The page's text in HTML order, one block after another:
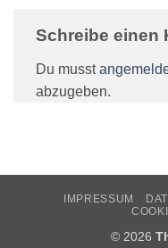
Schreibe einen
Du musst
abzugeben.
IMPRESSUM
© 2026